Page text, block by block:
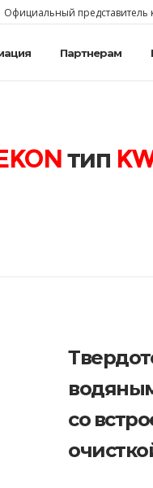
Официальный представитель
Партнерам
тип
со